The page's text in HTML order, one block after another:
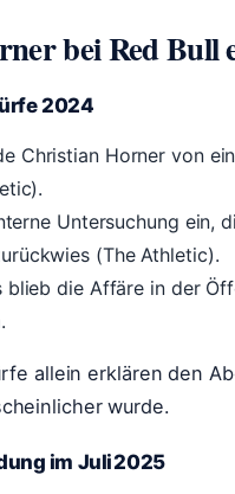
bei Red Bull
2024
Christian Horner von
Untersuchung ein,
(The Athletic).
blieb die Affäre in der
allein erklären den
wurde.
im Juli 2025